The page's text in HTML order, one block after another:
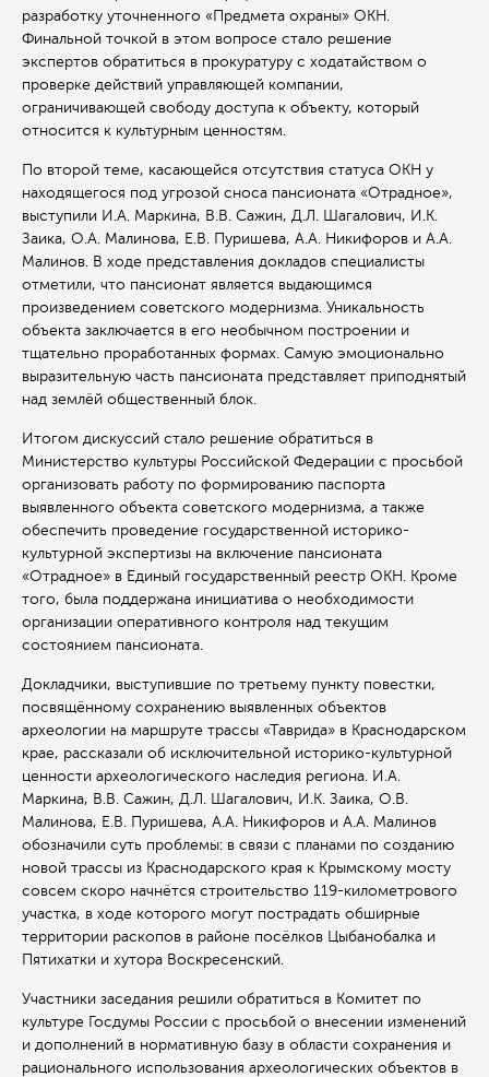
разработку уточненного «Предмета охраны» ОКН.
Финальной точкой в этом вопросе стало решение
экспертов обратиться в прокуратуру с ходатайством о
проверке действий управляющей компании,
ограничивающей свободу доступа к объекту, который
относится к культурным ценностям.
По второй теме, касающейся отсутствия статуса ОКН у
находящегося под угрозой сноса пансионата «Отрадное»,
выступили И.А. Маркина, В.В. Сажин, Д.Л. Шагалович, И.К.
Заика, О.А. Малинова, Е.В. Пуришева, А.А. Никифоров и А.А.
Малинов. В ходе представления докладов специалисты
отметили, что пансионат является выдающимся
произведением советского модернизма. Уникальность
объекта заключается в его необычном построении и
тщательно проработанных формах. Самую эмоционально
выразительную часть пансионата представляет приподнятый
над землёй общественный блок.
Итогом дискуссий стало решение обратиться в
Министерство культуры Российской Федерации с просьбой
организовать работу по формированию паспорта
выявленного объекта советского модернизма, а также
обеспечить проведение государственной историко-
культурной экспертизы на включение пансионата
«Отрадное» в Единый государственный реестр ОКН. Кроме
того, была поддержана инициатива о необходимости
организации оперативного контроля над текущим
состоянием пансионата.
Докладчики, выступившие по третьему пункту повестки,
посвящённому сохранению выявленных объектов
археологии на маршруте трассы «Таврида» в Краснодарском
крае, рассказали об исключительной историко-культурной
ценности археологического наследия региона. И.А.
Маркина, В.В. Сажин, Д.Л. Шагалович, И.К. Заика, О.В.
Малинова, Е.В. Пуришева, А.А. Никифоров и А.А. Малинов
обозначили суть проблемы: в связи с планами по созданию
новой трассы из Краснодарского края к Крымскому мосту
совсем скоро начнётся строительство 119-километрового
участка, в ходе которого могут пострадать обширные
территории раскопов в районе посёлков Цыбанобалка и
Пятихатки и хутора Воскресенский.
Участники заседания решили обратиться в Комитет по
культуре Госдумы России с просьбой о внесении изменений
и дополнений в нормативную базу в области сохранения и
рационального использования археологических объектов в